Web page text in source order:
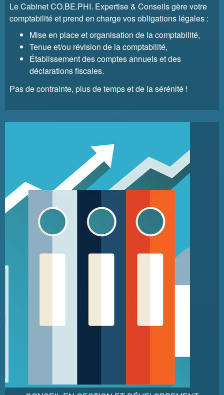
Le Cabinet CO.BE.PHI. Expertise & Conseils gère votre
comptabilité et prend en charge vos obligations légales :
Mise en place et organisation de la comptabilité,
Tenue et/ou révision de la comptabilité,
Établissement des comptes annuels et des
déclarations fiscales.
Pas de contrainte, plus de temps et de la sérénité !